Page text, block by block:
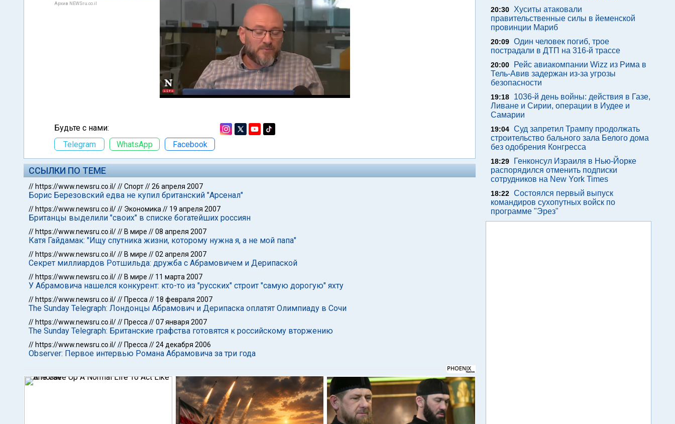
Архив NEWSru.co.il
Будьте с нами:
Telegram
WhatsApp Facebook
ССЫЛКИ ПО ТЕМЕ
// https://www.newsru.co.il///Спорт//26 апреля 2007
Борис Березовский едва не купил британский "Арсенал"
// https://www.newsru.co.il/// Экономика // 19 апреля 2007
Британцы выделили "своих" в списке богатейших россиян
// https://www.newsru.co.il/// В мире //08 апреля 2007
Катя Гайдамак: "Ищу спутника жизни, которому нужна я, а не мой папа"
// https://www.newsru.co.il/// В мире //02 апреля 2007
Секрет миллиардов Ротшильда: дружба с Абрамовичем и Дерипаской
// https://www.newsru.co.il/// В мире // 11 марта 2007
У Абрамовича нашелся конкурент: кто-то из "русских" строит "самую дорогую" яхту
// https://www.newsru.co.il/// Пресса // 18 февраля 2007
The Sunday Telegraph: Лондонцы Абрамович и Дерипаска оплатят Олимпиаду в Сочи
// https://www.newsru.co.il/// Пресса //07 января 2007
The Sunday Telegraph: Британские графства готовятся к российскому вторжению
// https://www.newsru.co.il/// Пресса //24 декабря 2006
Observer: Первое интервью Романа Абрамовича за три года
20:30
Хуситы атаковали
правительственные силы в йеменской
провинции Мариб
20:09 Один человек погиб, трое
пострадали в ДТП на 316-й трассе
20:00
Рейс авиакомпании Wizz из Рима в
Тель-Авив задержан из-за угрозы
безопасности
19:18
1036-й день войны: действия в Газе,
Ливане и Сирии, операции в Иудее и
Самарии
19:04 Суд запретил Трампу продолжать
строительство бального зала Белого дома
без одобрения Конгресса
18:29
Генконсул Израиля в Нью-Йорке
распорядился отменить подписки
сотрудников на New York Times
18:22 Состоялся первый выпуск
командиров сухопутных войск по
программе "Эрез"